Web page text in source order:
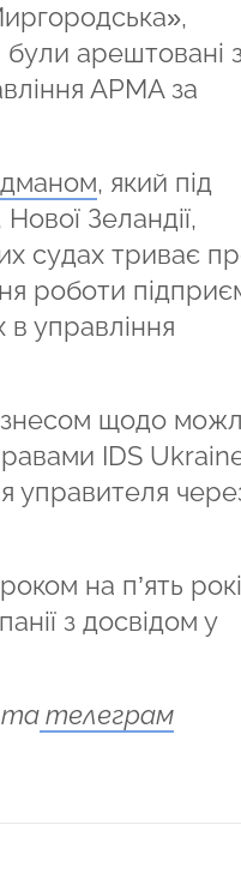
арештовані
АРМА за
, який під
Зеландії,
судах триває
роботи
управління
щодо
IDS
управителя
на п’ять
з досвідом у
телеграм